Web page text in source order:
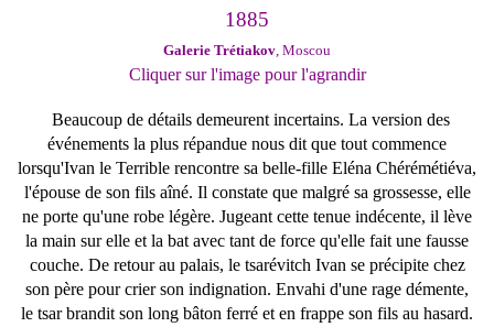
1885
Galerie Trétiakov, Moscou
Cliquer sur l'image pour l'agrandir
Beaucoup de détails demeurent incertains. La version des
événements la plus répandue nous dit que tout commence
lorsqu'Ivan le Terrible rencontre sa belle-fille Eléna Chérémétiéva,
l'épouse de son fils aîné. Il constate que malgré sa grossesse, elle
ne porte qu'une robe légère. Jugeant cette tenue indécente, il lève
la main sur elle et la bat avec tant de force qu'elle fait une fausse
couche. De retour au palais, le tsarévitch Ivan se précipite chez
son père pour crier son indignation. Envahi d'une rage démente,
le tsar brandit son long bâton ferré et en frappe son fils au hasard.